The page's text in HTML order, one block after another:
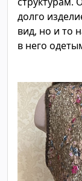
долго
вид, но и то
в него